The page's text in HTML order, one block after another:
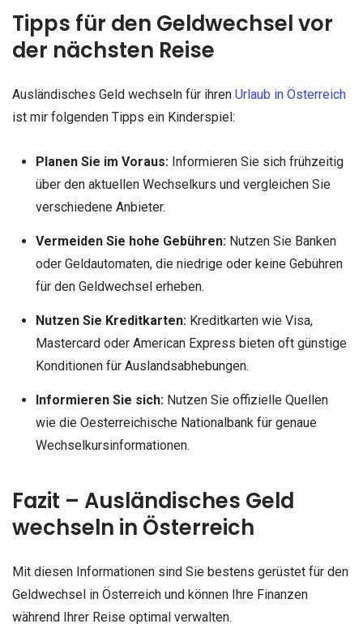
Tipps für den Geldwechsel vor
der nächsten Reise
Ausländisches Geld wechseln für ihren Urlaub in Österreich
ist mir folgenden Tipps ein Kinderspiel:
Planen Sie im Voraus:Informieren Sie sich frühzeitig
über den aktuellen Wechselkurs und vergleichen Sie
verschiedene Anbieter.
Vermeiden Sie hohe Gebühren:Nutzen Sie Banken
oder Geldautomaten, die niedrige oder keine Gebühren
für den Geldwechsel erheben.
Nutzen Sie Kreditkarten:Kreditkarten wie Visa,
Mastercard oder American Express bieten oft günstige
Konditionen für Auslandsabhebungen.
Informieren Sie sich:Nutzen Sie offizielle Quellen
wie die Oesterreichische Nationalbank für genaue
Wechselkursinformationen.
Fazit – Ausländisches Geld
wechseln in Österreich
Mit diesen Informationen sind Sie bestens gerüstet für den
Geldwechsel in Österreich und können Ihre Finanzen
während Ihrer Reise optimal verwalten.